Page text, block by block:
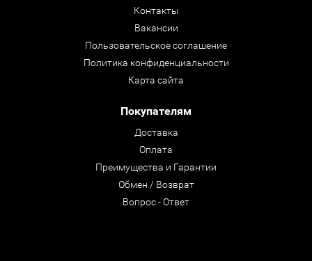
Контакты
Вакансии
Пользовательское соглашение
Политика конфиденциальности
Карта сайта
Покупателям
Доставка
Оплата
Преимущества и Гарантии
Обмен / Возврат
Вопрос - Ответ